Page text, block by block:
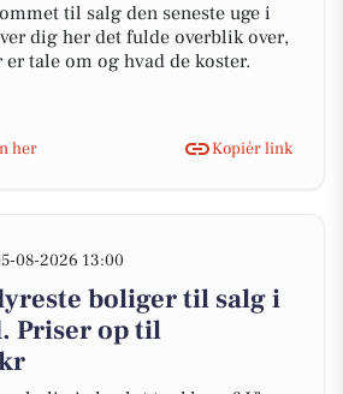
til salg den seneste uge i
dig her det fulde overblik over,
tale om og hvad de koster.
her
Kopiér link
08-2026 13:00
boliger til salg i
Priser op til